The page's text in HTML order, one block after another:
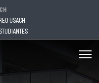
USACH